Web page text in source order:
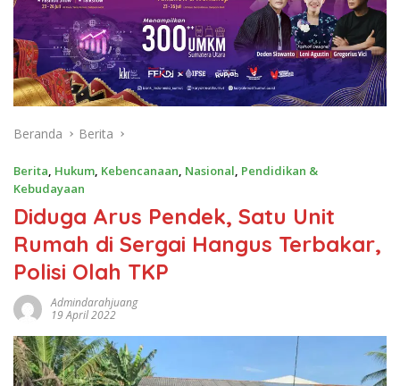
Beranda Berita
Berita, Hukum, Kebencanaan, Nasional, Pendidikan &
Kebudayaan
Diduga Arus Pendek, Satu Unit
Rumah di Sergai Hangus Terbakar,
Polisi Olah TKP
Admindarahjuang
19 April 2022